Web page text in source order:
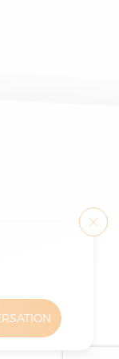
protection
données